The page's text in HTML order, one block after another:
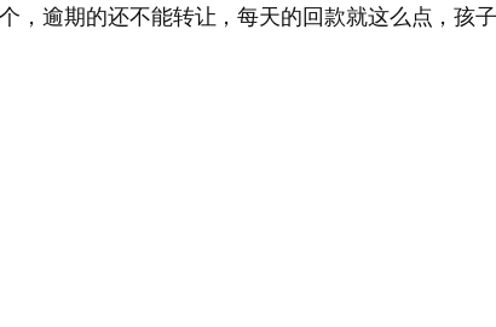
，逾期的还不能转让，每天的回款就这么点，孩